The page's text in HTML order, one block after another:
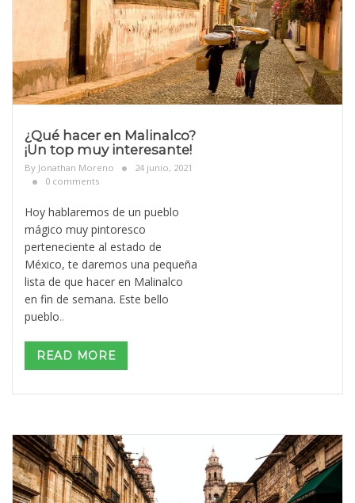
¿Qué hacer en Malinalco?
¡Un top muy interesante!
By Jonathan Moreno
24 junio, 2021
0 comments
Hoy hablaremos de un pueblo
mágico muy pintoresco
perteneciente al estado de
México, te daremos una pequeña
lista de que hacer en Malinalco
en fin de semana. Este bello
pueblo..
READ MORE